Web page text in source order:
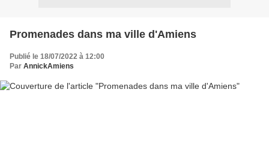
Promenades dans ma ville d'Amiens
Publié le 18/07/2022 à 12:00
Par AnnickAmiens